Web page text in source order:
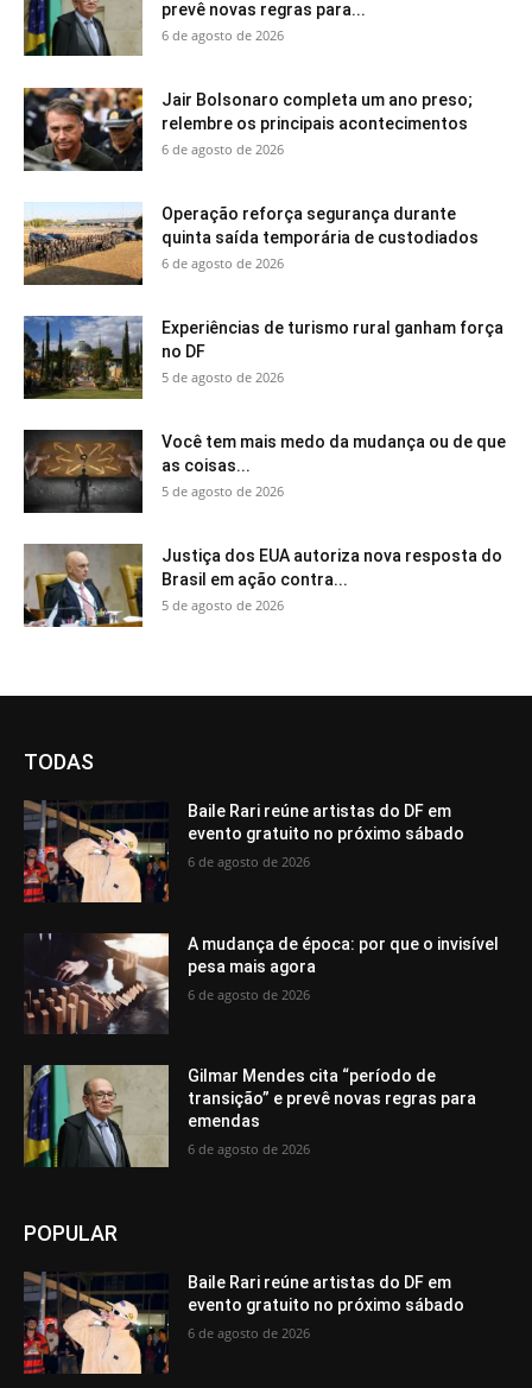
prevê novas regras para...
6 de agosto de 2026
Jair Bolsonaro completa um ano preso;
relembre os principais acontecimentos
6 de agosto de 2026
Operação reforça segurança durante
quinta saída temporária de custodiados
6 de agosto de 2026
Experiências de turismo rural ganham força
no DF
5 de agosto de 2026
Você tem mais medo da mudança ou de que
as coisas...
5 de agosto de 2026
Justiça dos EUA autoriza nova resposta do
Brasil em ação contra...
5 de agosto de 2026
TODAS
Baile Rari reúne artistas do DF em
evento gratuito no próximo sábado
6 de agosto de 2026
A mudança de época: por que o invisível
pesa mais agora
6 de agosto de 2026
Gilmar Mendes cita “período de
transição” e prevê novas regras para
emendas
6 de agosto de 2026
POPULAR
Baile Rari reúne artistas do DF em
evento gratuito no próximo sábado
6 de agosto de 2026